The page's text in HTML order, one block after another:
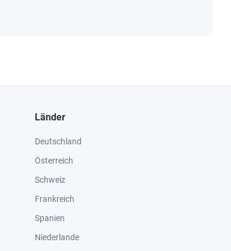
Länder
Deutschland
Österreich
Schweiz
Frankreich
Spanien
Niederlande